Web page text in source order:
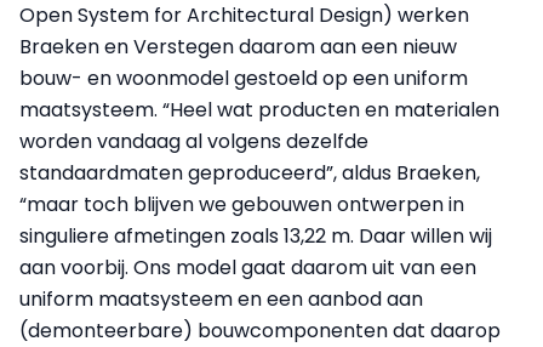
Open System for Architectural Design) werken
Braeken en Verstegen daarom aan een nieuw
bouw- en woonmodel gestoeld op een uniform
maatsysteem. “Heel wat producten en materialen
worden vandaag al volgens dezelfde
standaardmaten geproduceerd”, aldus Braeken,
“maar toch blijven we gebouwen ontwerpen in
singuliere afmetingen zoals 13,22 m. Daar willen wij
aan voorbij. Ons model gaat daarom uit van een
uniform maatsysteem en een aanbod aan
(demonteerbare) bouwcomponenten dat daarop